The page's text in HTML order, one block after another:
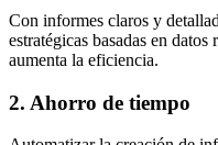
Con informes claros y
estratégicas basadas en
aumenta la eficiencia.
2. Ahorro de tiempo